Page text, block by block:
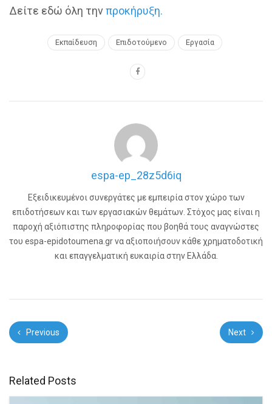
Δείτε εδώ όλη τηνπροκήρυξη.
Εκπαίδευση Επιδοτούμενο Εργασία
espa-ep_28z5d6iq
Εξειδικευμένοι συνεργάτες με εμπειρία στον χώρο των
επιδοτήσεων και των εργασιακών θεμάτων. Στόχος μας είναι η
παροχή αξιόπιστης πληροφορίας που βοηθά τους αναγνώστες
του espa-epidotoumena.gr να αξιοποιήσουν κάθε χρηματοδοτική
και επαγγελματική ευκαιρία στην Ελλάδα.
Previous Next
Related Posts